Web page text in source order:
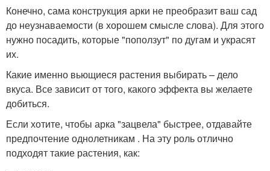
Конечно, сама конструкция арки не преобразит ваш сад
до неузнаваемости (в хорошем смысле слова). Для этого
нужно посадить, которые "поползут" по дугам и украсят
их.
Какие именно вьющиеся растения выбирать – дело
вкуса. Все зависит от того, какого эффекта вы желаете
добиться.
Если хотите, чтобы арка "зацвела" быстрее, отдавайте
предпочтение однолетникам . На эту роль отлично
подходят такие растения, как: